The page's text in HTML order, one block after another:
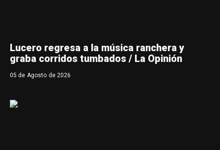
Lucero regresa a la música ranchera y
graba corridos tumbados / La Opinión
05 de Agosto de 2026